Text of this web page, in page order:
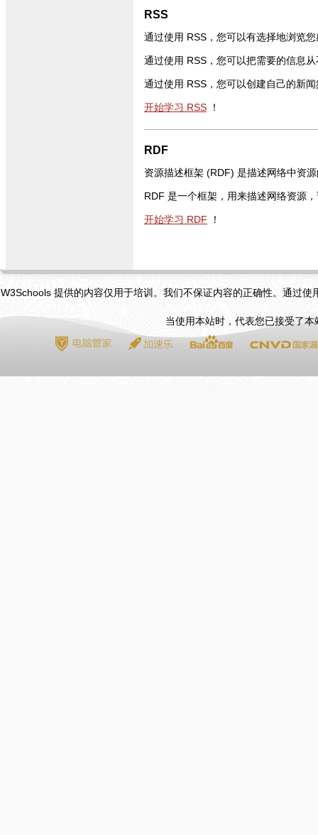
RSS
通过使用 RSS，您可以有选择地浏览
通过使用 RSS，您可以把需要的信息
通过使用 RSS，您可以创建自己的新
开始学习 RSS ！
RDF
资源描述框架 (RDF) 是描述网络中资
RDF 是一个框架，用来描述网络资源
开始学习 RDF ！
W3Schools 提供的内容仅用于培训。我们不保证内容的正确性。通过
当使用本站时，代表您已接受了本